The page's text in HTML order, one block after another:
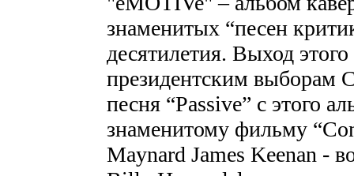
знаменитых “песен
десятилетия. Выход
президентским
песня “Passive” с этого
знаменитому фильму
Maynard James Keenan -